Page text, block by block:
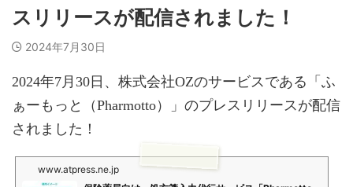
スリリースが配信されました！
2024年7月30日
2024年7月30日、株式会社OZのサービスである「ふ
ぁーもっと（Pharmotto）」のプレスリリースが配信
されました！
www.atpress.ne.jp